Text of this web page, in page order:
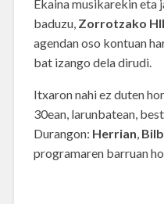
Ekaina musikarekin eta
baduzu, Zorrotzako
agendan oso kontuan
bat izango dela dirudi.
Itxaron nahi ez duten
30ean, larunbatean,
Durangon: Herrian,
programaren barruan